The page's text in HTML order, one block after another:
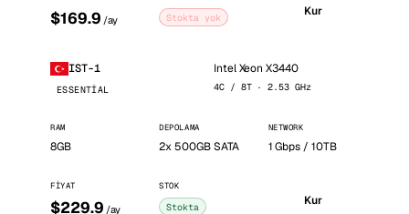
$169.9 /ay Stokta yok Kur
IST-1
ESSENTIAL
Intel Xeon X3440
4C / 8T · 2.53 GHz
RAM
8GB
DEPOLAMA
2x 500GB SATA
NETWORK
1 Gbps / 10TB
FIYAT
$229.9 /ay
STOK
Stokta Kur